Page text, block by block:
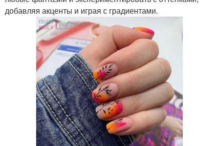
добавляя акценты и играя с градиентами.